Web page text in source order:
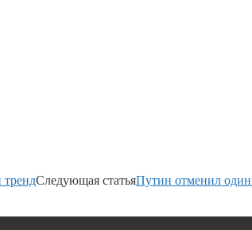
трендСледующая статьяПутин отменил один